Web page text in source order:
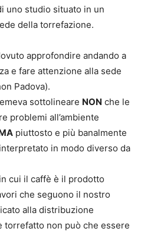
uno studio situato in un
della torrefazione.
approfondire andando a
e fare attenzione alla sede
Padova).
sottolineare NON che le
problemi all’ambiente
piuttosto e più banalmente
in modo diverso da
cui il caffè è il prodotto
che seguono il nostro
alla distribuzione
torrefatto non può che essere